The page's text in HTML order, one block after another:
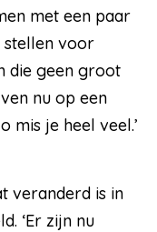
met een paar
stellen voor
die geen groot
nu op een
mis je heel veel.’
veranderd is in
‘Er zijn nu